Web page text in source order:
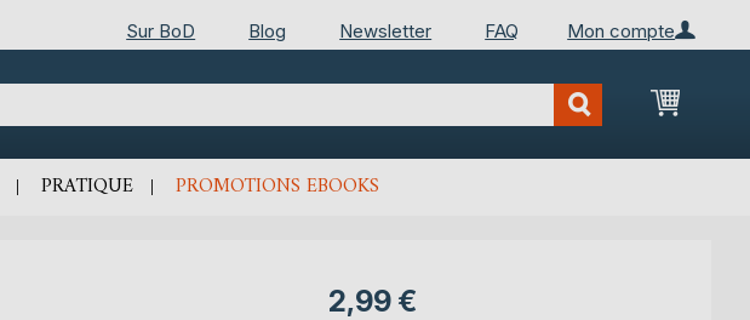
Mon compte
Sur BoD Blog Newsletter FAQ
Mon
PRATIQUE PROMOTIONS EBOOKS
2,99 €